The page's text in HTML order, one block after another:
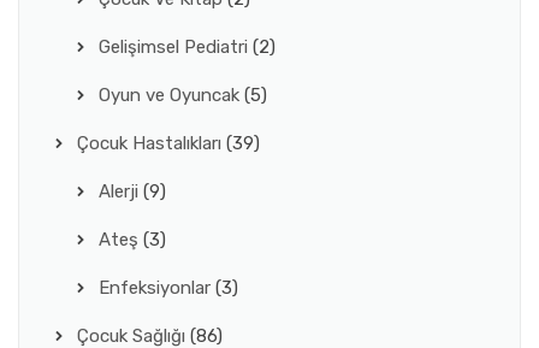
Gelişimsel Pediatri (2)
Oyun ve Oyuncak (5)
Çocuk Hastalıkları (39)
Alerji (9)
Ateş (3)
Enfeksiyonlar (3)
Çocuk Sağlığı (86)